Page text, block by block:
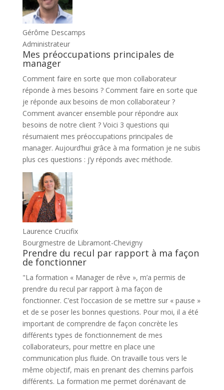
Gérôme Descamps
Administrateur
Mes préoccupations principales de
manager
Comment faire en sorte que mon collaborateur
réponde à mes besoins ? Comment faire en sorte que
je réponde aux besoins de mon collaborateur ?
Comment avancer ensemble pour répondre aux
besoins de notre client ? Voici 3 questions qui
résumaient mes préoccupations principales de
manager. Aujourd’hui grâce à ma formation je ne subis
plus ces questions : j’y réponds avec méthode.
Laurence Crucifix
Bourgmestre de Libramont-Chevigny
Prendre du recul par rapport à ma façon
de fonctionner
"La formation « Manager de rêve », m’a permis de
prendre du recul par rapport à ma façon de
fonctionner. C’est l’occasion de se mettre sur « pause »
et de se poser les bonnes questions. Pour moi, il a été
important de comprendre de façon concrète les
différents types de fonctionnement de mes
collaborateurs, pour mettre en place une
communication plus fluide. On travaille tous vers le
même objectif, mais en prenant des chemins parfois
différents. La formation me permet dorénavant de